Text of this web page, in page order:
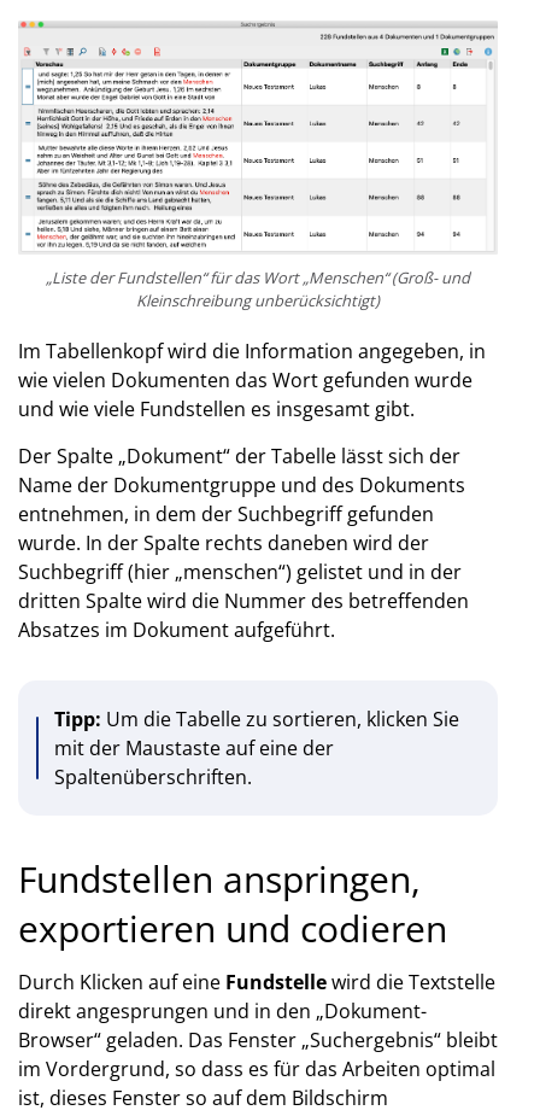
„Liste der Fundstellen“ für das Wort „Menschen“ (Groß- und
Kleinschreibung unberücksichtigt)
Im Tabellenkopf wird die Information angegeben, in
wie vielen Dokumenten das Wort gefunden wurde
und wie viele Fundstellen es insgesamt gibt.
Der Spalte „Dokument“ der Tabelle lässt sich der
Name der Dokumentgruppe und des Dokuments
entnehmen, in dem der Suchbegriff gefunden
wurde. In der Spalte rechts daneben wird der
Suchbegriff (hier „menschen“) gelistet und in der
dritten Spalte wird die Nummer des betreffenden
Absatzes im Dokument aufgeführt.
Tipp: Um die Tabelle zu sortieren, klicken Sie
mit der Maustaste auf eine der
Spaltenüberschriften.
Fundstellen anspringen,
exportieren und codieren
Durch Klicken auf eine Fundstellewird die Textstelle
direkt angesprungen und in den „Dokument-
Browser“ geladen. Das Fenster „Suchergebnis“ bleibt
im Vordergrund, so dass es für das Arbeiten optimal
ist, dieses Fenster so auf dem Bildschirm